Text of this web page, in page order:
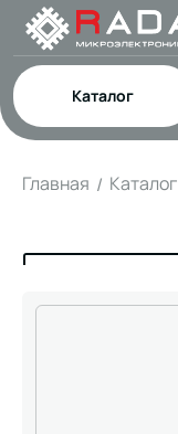
Каталог
Главная Каталог